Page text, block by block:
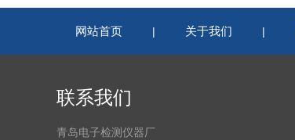
网站首页 | 关于我们 |
联系我们
青岛电子检测仪器厂